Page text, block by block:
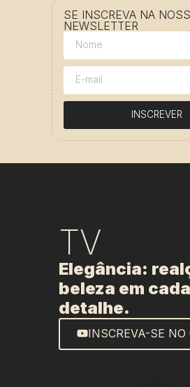
SE INSCREVA NA
NEWSLETTER
INSCREVER
TV
Elegância:
beleza em cada
detalhe.
INSCREVA-SE